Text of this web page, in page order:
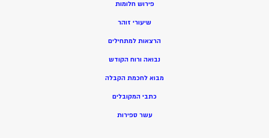
פירוש חלומות
שיעורי זוהר
הרצאות למתחילים
נבואה ורוח הקודש
מבוא לחכמת הקבלה
כתבי המקובלים
עשר ספירות